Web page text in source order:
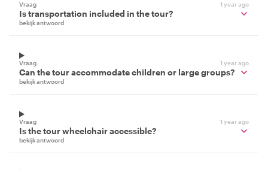
Vraag 1 year ago
Is transportation included in the tour?
bekijk antwoord
Vraag 1 year ago
Can the tour accommodate children or large groups?
bekijk antwoord
Vraag 1 year ago
Is the tour wheelchair accessible?
bekijk antwoord